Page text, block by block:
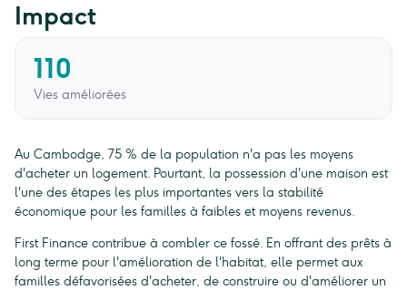
Impact
110
Vies améliorées
Au Cambodge, 75 % de la population n'a pas les moyens
d'acheter un logement. Pourtant, la possession d'une maison est
l'une des étapes les plus importantes vers la stabilité
économique pour les familles à faibles et moyens revenus.
First Finance contribue à combler ce fossé. En offrant des prêts à
long terme pour l'amélioration de l'habitat, elle permet aux
familles défavorisées d'acheter, de construire ou d'améliorer un